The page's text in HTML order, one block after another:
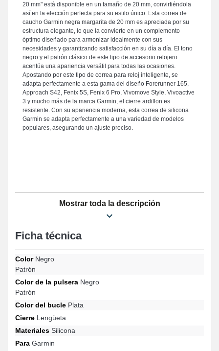
20 mm" está disponible en un tamaño de 20 mm, convirtiéndola
así en la elección perfecta para su estilo único. Esta correa de
caucho Garmin negra margarita de 20 mm es apreciada por su
estructura elegante, lo que la convierte en un complemento
óptimo diseñado para armonizar idealmente con sus
necesidades y garantizando satisfacción en su día a día. El tono
negro y el patrón clásico de este tipo de accesorio relojero
acentúa una apariencia versátil para todas las ocasiones.
Apostando por este tipo de correa para reloj inteligente, se
adapta perfectamente a esta gama del diseño Forerunner 165,
Approach S42, Fenix 5S, Fenix 6 Pro, Vivomove Style, Vivoactive
3 y mucho más de la marca Garmin, el cierre ardillon es
resistente. Con su apariencia moderna, esta correa de silicona
Garmin se adapta perfectamente a una variedad de modelos
populares, asegurando un ajuste preciso.
Mostrar toda la descripción
Ficha técnica
ColorNegro
Patrón
Color de la pulsera Negro
Patrón
Color del bucle Plata
Cierre Lengüeta
Materiales Silicona
Para Garmin